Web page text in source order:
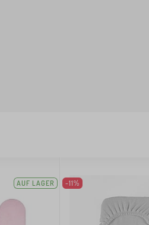
AUF LAGER -11%